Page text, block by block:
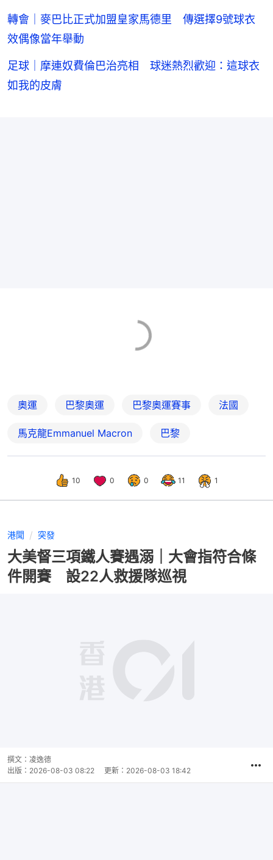
轉會｜麥巴比正式加盟皇家馬德里 傳選擇9號球衣
效偶像當年舉動
足球｜摩連奴費倫巴治亮相 球迷熱烈歡迎：這球衣
如我的皮膚
奧運 巴黎奧運 巴黎奧運賽事 法國
馬克龍Emmanuel Macron 巴黎
10 0 0 11 1
港聞 突發
大美督三項鐵人賽遇溺｜大會指符合條
件開賽 設22人救援隊巡視
撰文： 凌逸德
出版： 2026-08-03 08:22 更新： 2026-08-03 18:42